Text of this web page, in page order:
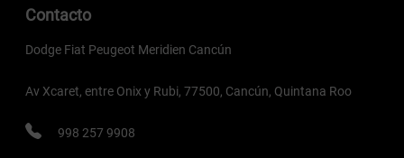
Contacto
Dodge Fiat Peugeot Meridien Cancún
Av Xcaret, entre Onix y Rubi, 77500, Cancún, Quintana Roo
998 257 9908